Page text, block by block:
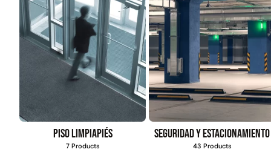
Piso limpiapiés
7 Products
Seguridad y estacionamiento
43 Products
$1.427.544
Leer más